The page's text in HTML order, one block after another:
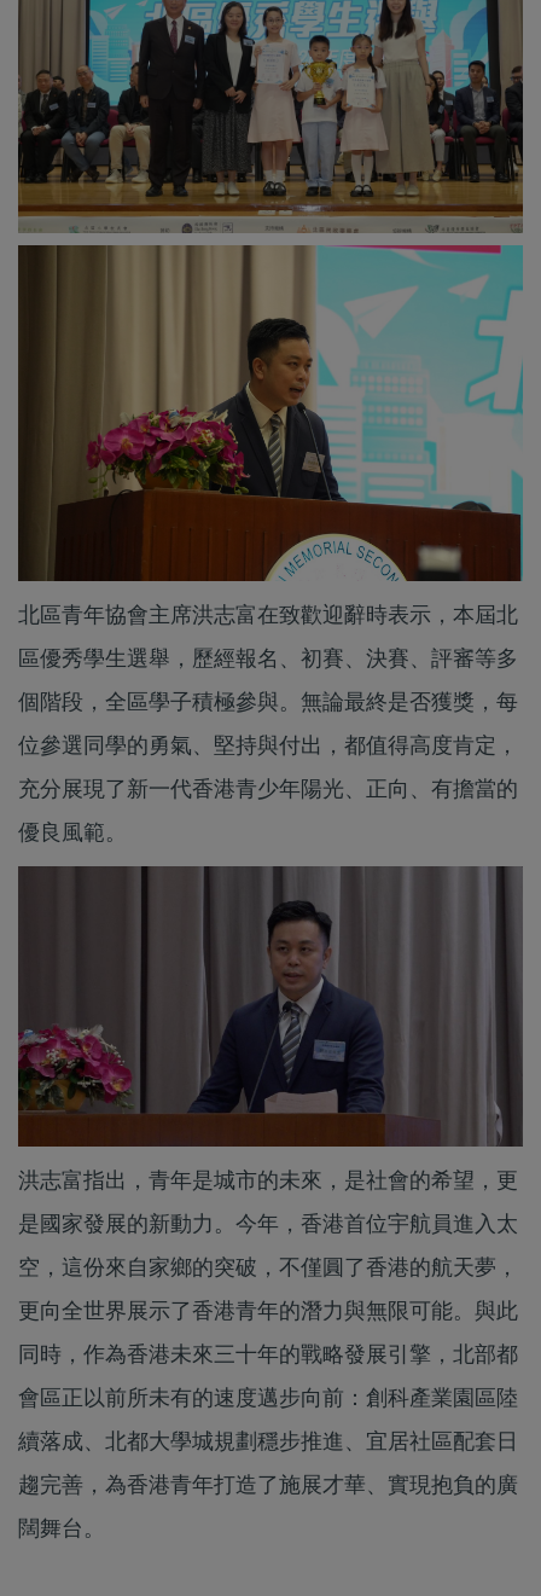
北區青年協會主席洪志富在致歡迎辭時表示，本屆北
區優秀學生選舉，歷經報名、初賽、決賽、評審等多
個階段，全區學子積極參與。無論最終是否獲獎，每
位參選同學的勇氣、堅持與付出，都值得高度肯定，
充分展現了新一代香港青少年陽光、正向、有擔當的
優良風範。
洪志富指出，青年是城市的未來，是社會的希望，更
是國家發展的新動力。今年，香港首位宇航員進入太
空，這份來自家鄉的突破，不僅圓了香港的航天夢，
更向全世界展示了香港青年的潛力與無限可能。與此
同時，作為香港未來三十年的戰略發展引擎，北部都
會區正以前所未有的速度邁步向前：創科產業園區陸
續落成、北都大學城規劃穩步推進、宜居社區配套日
趨完善，為香港青年打造了施展才華、實現抱負的廣
闊舞台。